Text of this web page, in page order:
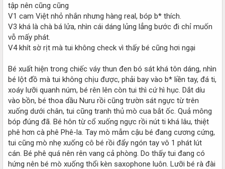
tập nên cũng cũng
V1 cam Việt nhỏ nhắn nhưng hàng real, bóp b* thích.
V3 khá là chà bá lửa, nhìn cái dáng lủng lẳng bước đi chỉ muốn
vỗ mấy phát.
V4 khít sờ rịt mà tui không check vì thấy bé cũng hơi ngại
Bé xuất hiện trong chiếc váy thun đen bó sát khá tôn dáng, nhìn
bé lột đồ mà tui không chịu được, phải bay vào b* liền tay, đá ti,
xoáy lưỡi quanh núm, bé rên lên còn tui thì cứ hì hục. Dắt díu
vào bồn, bé thoa dầu Nuru rồi cũng trườn sát ngực từ trên
xuống dưới chân, tui cũng tranh thủ mò cua bắt ốc. Quả mông
bóp đúng đã. Bé hôn từ cổ xuống ngực rồi nút ti khá lâu, thiệt
phê hơn cà phê Phê-la. Tay mò mẫm cậu bé đang cương cứng,
tui cũng mò nhẹ xuống cô bé rồi đẩy ngón tay vô 1 phát lút
cán. Bé phê quá nên rên vang cả phòng. Do thấy tui đang có
hứng nên bé mò xuống thổi kèn saxophone luôn. Lưỡi bé rà đài